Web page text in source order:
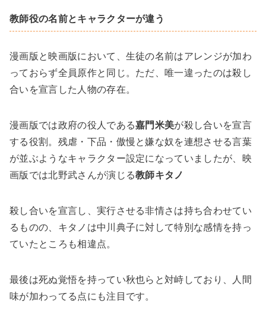
教師役の名前とキャラクターが違う
漫画版と映画版において、生徒の名前はアレンジが加わ
っておらず全員原作と同じ。ただ、唯一違ったのは殺し
合いを宣言した人物の存在。
漫画版では政府の役人である嘉門米美が殺し合いを宣言
する役割。残虐・下品・傲慢と嫌な奴を連想させる言葉
が並ぶようなキャラクター設定になっていましたが、映
画版では北野武さんが演じる教師キタノ
殺し合いを宣言し、実行させる非情さは持ち合わせてい
るものの、キタノは中川典子に対して特別な感情を持っ
ていたところも相違点。
最後は死ぬ覚悟を持ってい秋也らと対峙しており、人間
味が加わってる点にも注目です。